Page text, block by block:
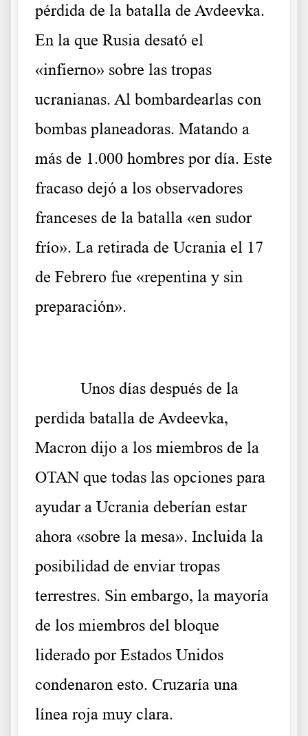
pérdida de la batalla de Avdeevka.
En la que Rusia desató el
«infierno» sobre las tropas
ucranianas. Al bombardearlas con
bombas planeadoras. Matando a
más de 1.000 hombres por día. Este
fracaso dejó a los observadores
franceses de la batalla «en sudor
frío». La retirada de Ucrania el 17
de Febrero fue «repentina y sin
preparación».
Unos días después de la
perdida batalla de Avdeevka,
Macron dijo a los miembros de la
OTAN que todas las opciones para
ayudar a Ucrania deberían estar
ahora «sobre la mesa». Incluida la
posibilidad de enviar tropas
terrestres. Sin embargo, la mayoría
de los miembros del bloque
liderado por Estados Unidos
condenaron esto. Cruzaría una
línea roja muy clara.